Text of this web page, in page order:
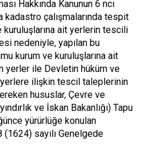
Hakkında Kanunun 6 ncı
kadastro çalışmalarında tespit
kuruluşlarına ait yerlerin tescili
nedeniyle, yapılan bu
kurum ve kuruluşlarına ait
yerler ile Devletin hüküm ve
ilişkin tescil taleplerinin
hususlar, Çevre ve
ve İskan Bakanlığı) Tapu
yürürlüğe konulan
sayılı Genelgede